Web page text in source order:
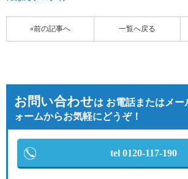
«前の記事へ 一覧へ戻る
お問い合わせは お電話またはメー
ォームからお気軽にどうぞ！
tel 0120-117-190